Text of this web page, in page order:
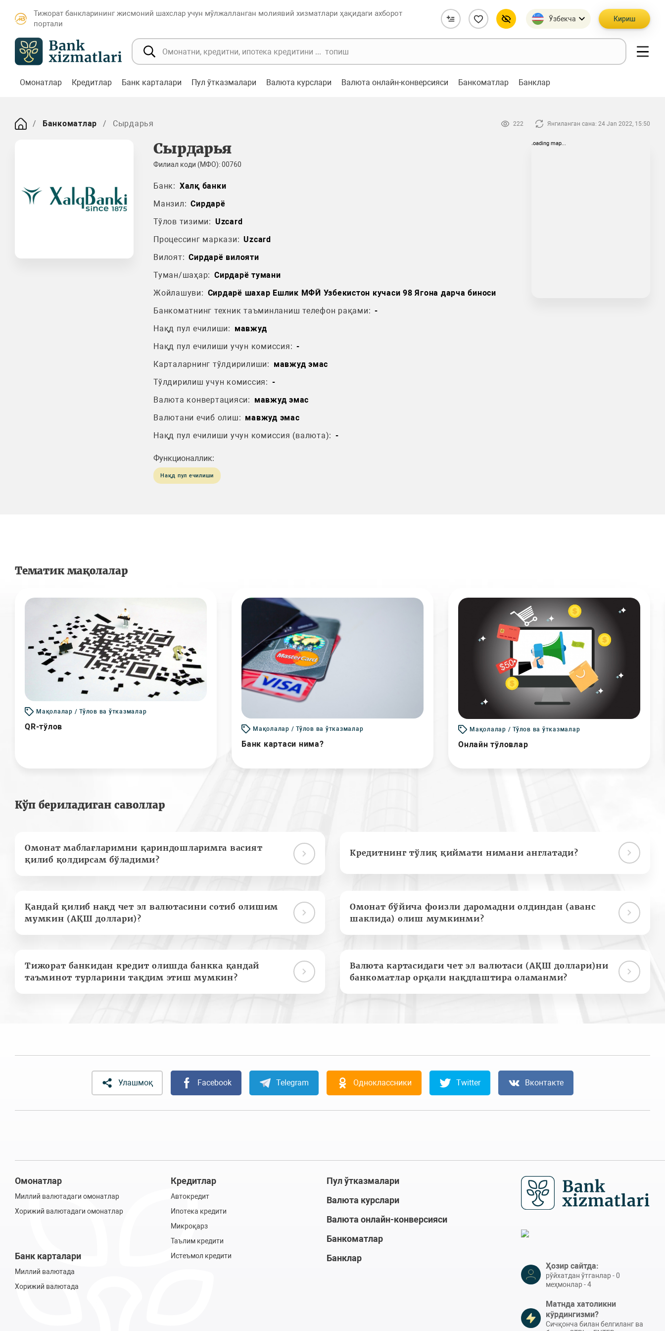
Тижорат банкларининг жисмоний шахслар учун мўлжалланган молиявий хизматлари ҳақидаги ахборот
портали
Ўзбекча Кириш
Омонатлар Кредитлар Банк карталари Пул ўтказмалари Валюта курслари Валюта онлайн-конверсияси Банкоматлар Банклар
Банкоматлар Сырдарья 222 Янгиланган сана: 24 Jan 2022, 15:50
Сырдарья
Филиал коди (МФО): 00760
Банк: Халқ банки
Манзил: Сирдарё
Тўлов тизими: Uzcard
Процессинг маркази: Uzcard
Вилоят: Сирдарё вилояти
Туман/шаҳар: Сирдарё тумани
Жойлашуви: Сирдарё шахар Ешлик МФЙ Узбекистон кучаси 98 Ягона дарча биноси
Банкоматнинг техник таъминланиш телефон рақами: -
Нақд пул ечилиши: мавжуд
Нақд пул ечилиши учун комиссия: -
Карталарнинг тўлдирилиши: мавжуд эмас
Тўлдирилиш учун комиссия: -
Валюта конвертацияси: мавжуд эмас
Валютани ечиб олиш: мавжуд эмас
Нақд пул ечилиши учун комиссия (валюта): -
Функционаллик:
Нақд пул ечилиши
loading map...
Тематик мақолалар
Мақолалар / Тўлов ва ўтказмалар
QR-тўлов Мақолалар / Тўлов ва ўтказмалар
Банк картаси нима?
Мақолалар / Тўлов ва ўтказмалар
Онлайн тўловлар
Кўп бериладиган саволлар
Омонат маблағларимни қариндошларимга васият
қилиб қолдирсам бўладими?
Кредитнинг тўлиқ қиймати нимани англатади?
Қандай қилиб нақд чет эл валютасини сотиб олишим
мумкин (АҚШ доллари)?
Омонат бўйича фоизли даромадни олдиндан (аванс
шаклида) олиш мумкинми?
Тижорат банкидан кредит олишда банкка қандай
таъминот турларини тақдим этиш мумкин?
Валюта картасидаги чет эл валютаси (АҚШ доллари)ни
банкоматлар орқали нақдлаштира оламанми?
Улашмоқ Facebook Telegram Одноклассники Twitter Вконтакте
Омонатлар
Миллий валютадаги омонатлар
Хорижий валютадаги омонатлар
Банк карталари
Миллий валютада
Хорижий валютада
Кредитлар
Автокредит
Ипотека кредити
Микроқарз
Таълим кредити
Истеъмол кредити
Пул ўтказмалари
Валюта курслари
Валюта онлайн-конверсияси
Банкоматлар
Банклар
Ҳозир сайтда:
рўйхатдан ўтганлар - 0
меҳмонлар - 4
Матнда хатоликни
кўрдингизми?
Сичқонча билан белгиланг ва